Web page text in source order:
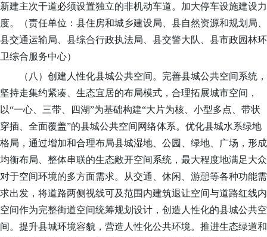
新建主次干道必须设置独立的非机动车道。加大停车设施建设力
度。
（责任单位：县住房和城乡建设局、县自然资源和规划局、
县交通运输局、 县综合行政执法局 、县交警大队、县市政园林环
卫综合服务中心）
（八）创建人性化县城公共空间。 完善县城公共空间系统，
坚持走集约紧凑、生态宜居的布局模式，合理拓展城市空间，
以“一心、三带、四湖”为基础构建“大片为核、小型多点、带状
穿插、全面覆盖”的县城公共空间网络体系。优化县城水系绿地
格局，通过增加和合理布局县城湿地、公园、绿地、广场，形成
均衡布局、整体串联的生态敞开空间系统，最大程度地满足大众
对于空间环境的多方面需求。从交通、休闲、游憩等各种功能需
求出发，将道路两侧视线可及范围内建筑退让空间与道路红线内
空间作为完整街道空间统筹规划设计，创造人性化的县城公共空
间。 提升县城环境容貌，营造人性化公共环境。推进生态绿道和